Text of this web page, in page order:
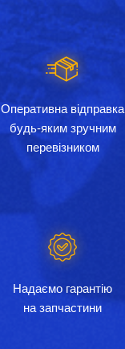
Оперативна відправка
будь-яким зручним
перевізником
Надаємо гарантію
на запчастини